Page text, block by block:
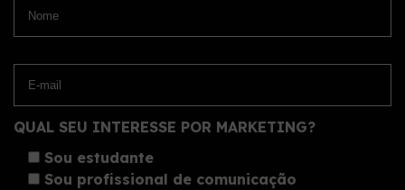
QUAL SEU INTERESSE POR MARKETING?
Sou estudante
Sou profissional de comunicação